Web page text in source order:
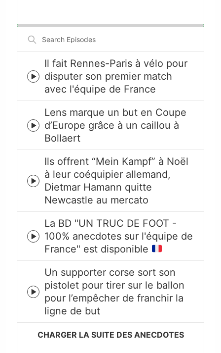
Search
Episodes
Episode
play
icon
Il fait Rennes-Paris à vélo pour
disputer son premier match
avec l'équipe de France
Episode
play
icon
Lens marque un but en Coupe
d’Europe grâce à un caillou à
Bollaert
Episode
play
icon
Ils offrent “Mein Kampf” à Noël
à leur coéquipier allemand,
Dietmar Hamann quitte
Newcastle au mercato
Episode
play
icon
La BD "UN TRUC DE FOOT -
100% anecdotes sur l'équipe de
France" est disponible
Episode
play
icon
Un supporter corse sort son
pistolet pour tirer sur le ballon
pour l’empêcher de franchir la
ligne de but